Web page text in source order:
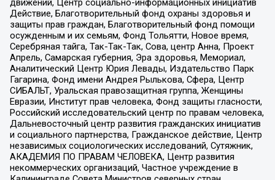
Действие, Благотворительный фонд охраны здоровья и
защиты прав граждан, Благотворительный фонд помощи
осужденным и их семьям, Фонд Тольятти, Новое время,
Серебряная тайга, Так-Так-Так, Сова, центр Анна, Проект
Апрель, Самарская губерния, Эра здоровья, Мемориал,
Аналитический Центр Юрия Левады, Издательство Парк
Гагарина, Фонд имени Андрея Рылькова, Сфера, Центр
СИБАЛЬТ, Уральская правозащитная группа, Женщины
Евразии, Институт прав человека, Фонд защиты гласности,
Российский исследовательский центр по правам человека,
Дальневосточный центр развития гражданских инициатив
и социального партнерства, Гражданское действие, Центр
независимых социологических исследований, Сутяжник,
АКАДЕМИЯ ПО ПРАВАМ ЧЕЛОВЕКА, Центр развития
некоммерческих организаций, Частное учреждение в